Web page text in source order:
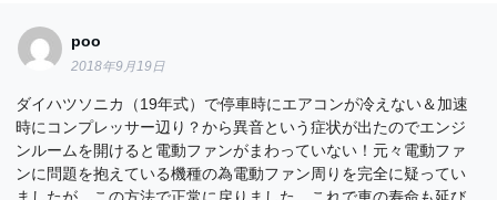
poo
2018年9月19日
ダイハツソニカ（19年式）で停車時にエアコンが冷えない＆加速
時にコンプレッサー辺り？から異音という症状が出たのでエンジ
ンルームを開けると電動ファンがまわっていない！元々電動ファ
ンに問題を抱えている機種の為電動ファン周りを完全に疑ってい